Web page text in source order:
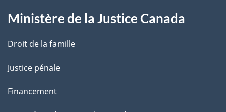
e
Ministère de la Justice Canada
Droit de la famille
Justice pénale
Financement